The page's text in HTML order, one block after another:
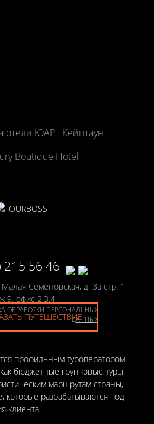
отели ЮАР
Кейптаун
Boutique Hotel
215 56 46
Семёновская, д. 3а стр. 1,
9, офис 2,3,4
ОБРАБОТКИ ПЕРСОНАЛЬНЫХ
ДАННЫХ
ПУТЕШЕСТВИЕ
профильным туроператором
бюджетные групповые туры
маршрутам страны,
которые разрабатываются под
клиента.